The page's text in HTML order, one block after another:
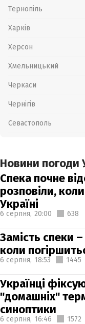
Тернопіль
Харків
Херсон
Хмельницький
Черкаси
Чернігів
Севастополь
Новини погоди
Спека почне
розповіли,
Україні
6 серпня, 20:00 638
Замість спеки
коли
6 серпня, 18:53 1445
Українці
"домашніх"
синоптики
6 серпня, 16:46 1572